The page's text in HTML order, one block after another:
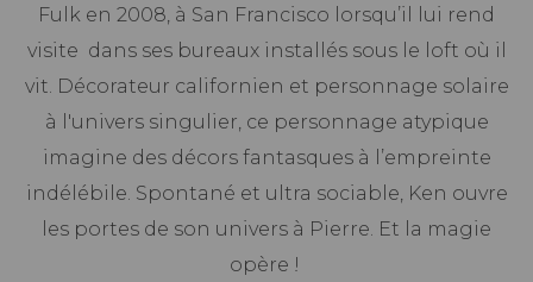
Fulk en 2008, à San Francisco lorsqu’il lui rend
visite dans ses bureaux installés sous le loft où il
vit. Décorateur californien et personnage solaire
à l'univers singulier, ce personnage atypique
imagine des décors fantasques à l’empreinte
indélébile. Spontané et ultra sociable, Ken ouvre
les portes de son univers à Pierre. Et la magie
opère !